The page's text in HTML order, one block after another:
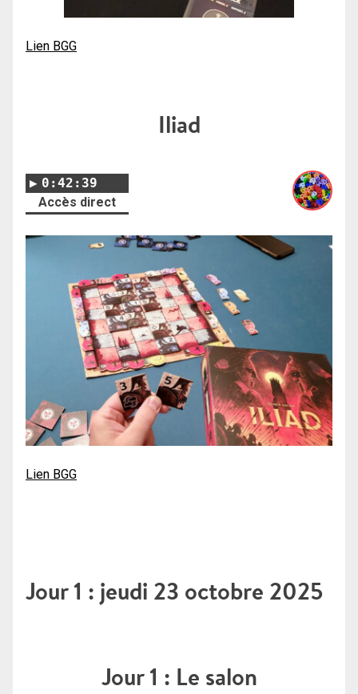
Lien BGG
Iliad
0:42:39
Accès direct
Lien BGG
Jour 1 : jeudi 23 octobre 2025
Jour 1 : Le salon